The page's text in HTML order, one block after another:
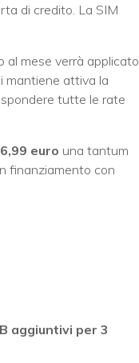
di credito. La SIM
al mese verrà applicato
mantiene attiva la
tutte le rate
6,99 euro una tantum
finanziamento con
aggiuntivi per 3